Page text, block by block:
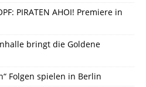
PIRATEN AHOI! Premiere in
bringt die Goldene
Folgen spielen in Berlin